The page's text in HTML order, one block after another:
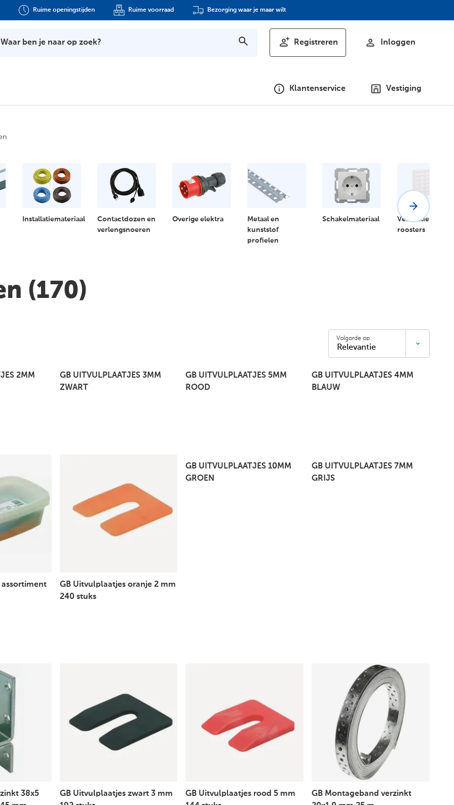
Ruime openingstijden Ruime voorraad Bezorging waar je maar wilt
Waar ben je naar op zoek? Registreren Inloggen
Klantenservice Vestiging
Installatiemateriaal
Contactdozen en
verlengsnoeren
Overige elektra
Metaal en
kunststof
profielen
Schakelmateriaal
Ventilatie en
roosters
(170)
Volgorde op:
2MM
GB UITVULPLAATJES 3MM
ZWART
GB UITVULPLAATJES 5MM
ROOD
GB UITVULPLAATJES 4MM
BLAUW
GB Uitvulplaatjes oranje 2 mm
240 stuks
GB UITVULPLAATJES 10MM
GROEN
GB UITVULPLAATJES 7MM
GRIJS
38x5
GB Uitvulplaatjes zwart 3 mm
GB Uitvulplaatjes rood 5 mm
GB Montageband verzinkt